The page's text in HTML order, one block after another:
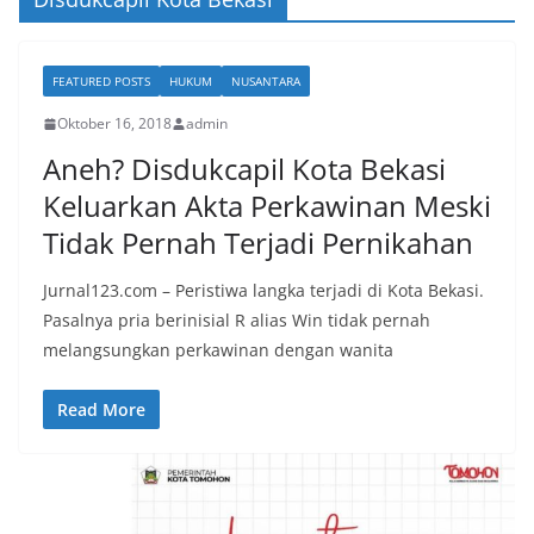
FEATURED POSTS HUKUM NUSANTARA
Oktober 16, 2018 admin
Aneh? Disdukcapil Kota Bekasi
Keluarkan Akta Perkawinan Meski
Tidak Pernah Terjadi Pernikahan
Jurnal123.com – Peristiwa langka terjadi di Kota Bekasi.
Pasalnya pria berinisial R alias Win tidak pernah
melangsungkan perkawinan dengan wanita
Read More